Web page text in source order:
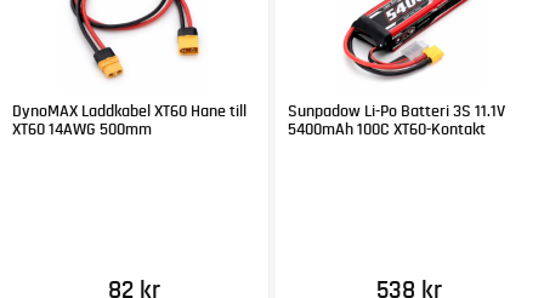
DynoMAX Laddkabel XT60 Hane till
XT60 14AWG 500mm
82 kr
Sunpadow Li-Po Batteri 3S 11.1V
5400mAh 100C XT60-Kontakt
538 kr